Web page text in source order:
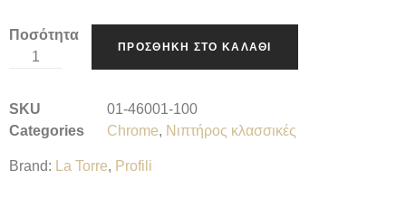
Ποσότητα
ΠΡΟΣΘΉΚΗ ΣΤΟ ΚΑΛΆΘΙ
SKU
01-46001-100
Categories
Chrome, Νιπτήρος κλασσικές
Brand: La Torre, Profili